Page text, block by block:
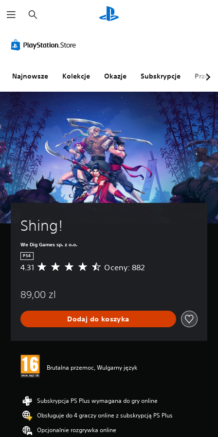
y
s
k
a
Najnowsze Kolekcje Okazje Subskrypcje
Shing!
We Dig Games sp. z o.o.
PS4
Ś
d
a
n
:
3
/
5
g
4.31 Oceny: 882
89,00 zl
Dodaj do koszyka
Brutalna przemoc, Wulgarny język
Subskrypcja PS Plus wymagana do gry online
Obsługuje do 4 graczy online z subskrypcją PS Plus
Opcjonalnie rozgrywka online